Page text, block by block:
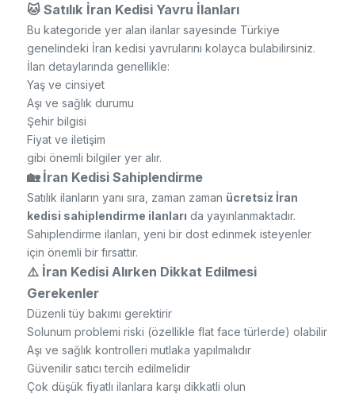
🐱 Satılık İran Kedisi Yavru İlanları
Bu kategoride yer alan ilanlar sayesinde Türkiye
genelindeki İran kedisi yavrularını kolayca bulabilirsiniz.
İlan detaylarında genellikle:
Yaş ve cinsiyet
Aşı ve sağlık durumu
Şehir bilgisi
Fiyat ve iletişim
gibi önemli bilgiler yer alır.
🏡 İran Kedisi Sahiplendirme
Satılık ilanların yanı sıra, zaman zaman ücretsiz İran
kedisi sahiplendirme ilanları da yayınlanmaktadır.
Sahiplendirme ilanları, yeni bir dost edinmek isteyenler
için önemli bir fırsattır.
⚠️ İran Kedisi Alırken Dikkat Edilmesi
Gerekenler
Düzenli tüy bakımı gerektirir
Solunum problemi riski (özellikle flat face türlerde) olabilir
Aşı ve sağlık kontrolleri mutlaka yapılmalıdır
Güvenilir satıcı tercih edilmelidir
Çok düşük fiyatlı ilanlara karşı dikkatli olun